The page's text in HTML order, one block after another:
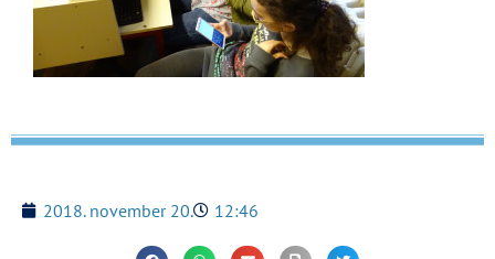
2018. november 20. 12:46